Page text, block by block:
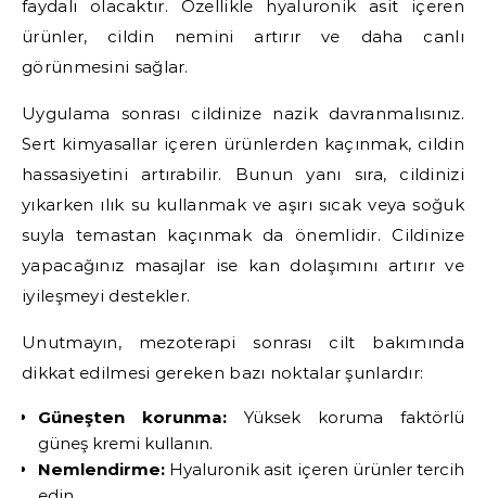
faydalı olacaktır. Özellikle hyaluronik asit içeren
ürünler, cildin nemini artırır ve daha canlı
görünmesini sağlar.
Uygulama sonrası cildinize nazik davranmalısınız.
Sert kimyasallar içeren ürünlerden kaçınmak, cildin
hassasiyetini artırabilir. Bunun yanı sıra, cildinizi
yıkarken ılık su kullanmak ve aşırı sıcak veya soğuk
suyla temastan kaçınmak da önemlidir. Cildinize
yapacağınız masajlar ise kan dolaşımını artırır ve
iyileşmeyi destekler.
Unutmayın, mezoterapi sonrası cilt bakımında
dikkat edilmesi gereken bazı noktalar şunlardır:
Güneşten korunma: Yüksek koruma faktörlü
güneş kremi kullanın.
Nemlendirme: Hyaluronik asit içeren ürünler tercih